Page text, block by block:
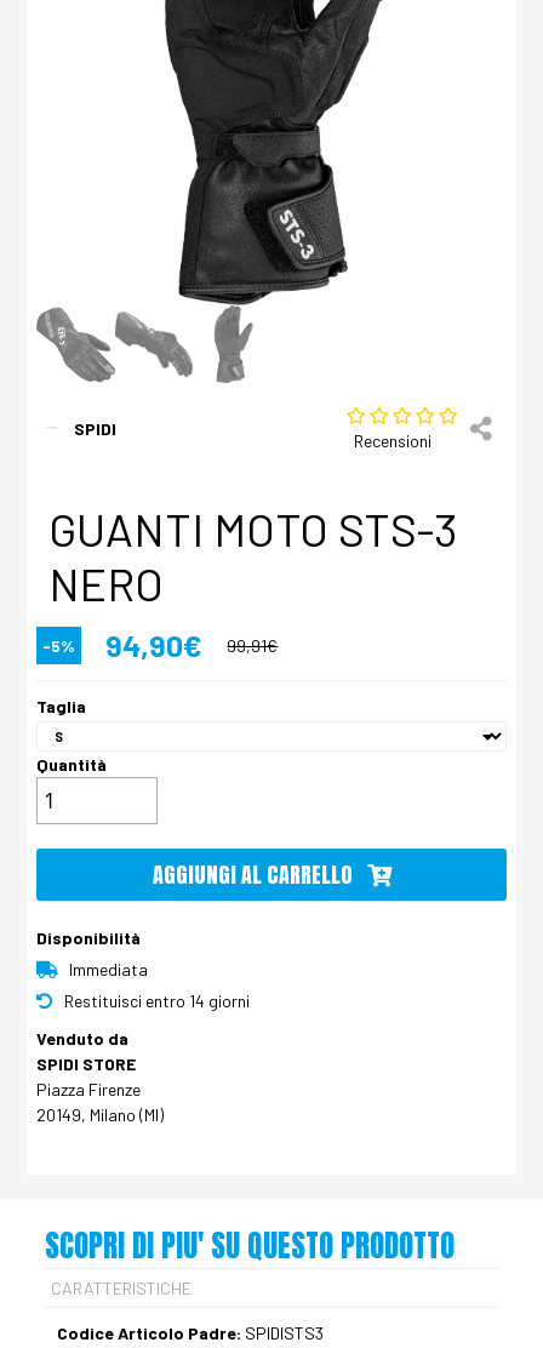
SPIDI
Recensioni
GUANTI MOTO STS-3
NERO
-5% 94,90€ 99,91€
Taglia
Quantità
AGGIUNGI AL CARRELLO
Disponibilità
Immediata
Restituisci entro 14 giorni
Venduto da
SPIDI STORE
Piazza Firenze
20149, Milano (MI)
SCOPRI DI PIU' SU QUESTO PRODOTTO
CARATTERISTICHE
Codice Articolo Padre: SPIDISTS3